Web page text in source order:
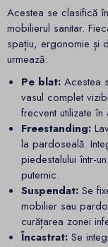
Acestea se clasifică
mobilierul sanitar.
spațiu, ergonomie și
urmează:
Pe blat: Acestea
vasul complet
frecvent utilizate în
Freestanding:
la pardoseală.
piedestalului într-
puternic.
Suspendat: Se
mobilier sau
curățarea zonei
Încastrat: Se